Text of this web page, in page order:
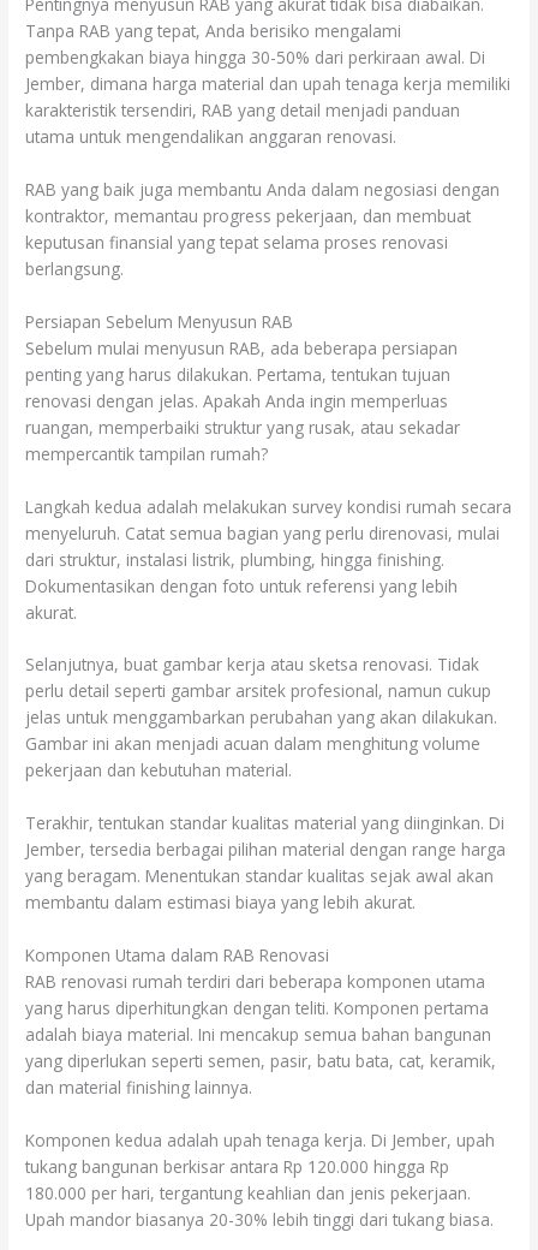
Tanpa RAB yang tepat, Anda berisiko mengalami
pembengkakan biaya hingga 30-50% dari perkiraan awal. Di
Jember, dimana harga material dan upah tenaga kerja memiliki
karakteristik tersendiri, RAB yang detail menjadi panduan
utama untuk mengendalikan anggaran renovasi.
RAB yang baik juga membantu Anda dalam negosiasi dengan
kontraktor, memantau progress pekerjaan, dan membuat
keputusan finansial yang tepat selama proses renovasi
berlangsung.
Persiapan Sebelum Menyusun RAB
Sebelum mulai menyusun RAB, ada beberapa persiapan
penting yang harus dilakukan. Pertama, tentukan tujuan
renovasi dengan jelas. Apakah Anda ingin memperluas
ruangan, memperbaiki struktur yang rusak, atau sekadar
mempercantik tampilan rumah?
Langkah kedua adalah melakukan survey kondisi rumah secara
menyeluruh. Catat semua bagian yang perlu direnovasi, mulai
dari struktur, instalasi listrik, plumbing, hingga finishing.
Dokumentasikan dengan foto untuk referensi yang lebih
akurat.
Selanjutnya, buat gambar kerja atau sketsa renovasi. Tidak
perlu detail seperti gambar arsitek profesional, namun cukup
jelas untuk menggambarkan perubahan yang akan dilakukan.
Gambar ini akan menjadi acuan dalam menghitung volume
pekerjaan dan kebutuhan material.
Terakhir, tentukan standar kualitas material yang diinginkan. Di
Jember, tersedia berbagai pilihan material dengan range harga
yang beragam. Menentukan standar kualitas sejak awal akan
membantu dalam estimasi biaya yang lebih akurat.
Komponen Utama dalam RAB Renovasi
RAB renovasi rumah terdiri dari beberapa komponen utama
yang harus diperhitungkan dengan teliti. Komponen pertama
adalah biaya material. Ini mencakup semua bahan bangunan
yang diperlukan seperti semen, pasir, batu bata, cat, keramik,
dan material finishing lainnya.
Komponen kedua adalah upah tenaga kerja. Di Jember, upah
tukang bangunan berkisar antara Rp 120.000 hingga Rp
180.000 per hari, tergantung keahlian dan jenis pekerjaan.
Upah mandor biasanya 20-30% lebih tinggi dari tukang biasa.